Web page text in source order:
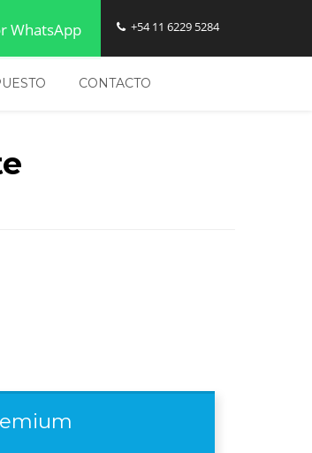
WhatsApp +54 11 6229 5284
CONTACTO